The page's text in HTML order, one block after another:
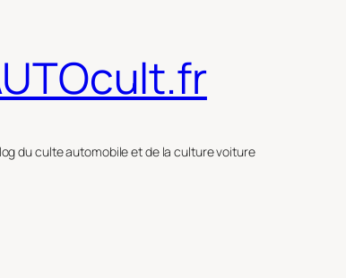
du culte automobile et de la culture voiture